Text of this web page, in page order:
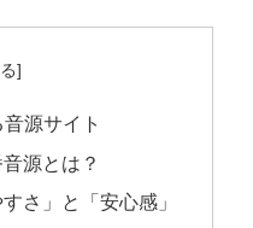
源サイト
源とは？
さ」と「安心感」